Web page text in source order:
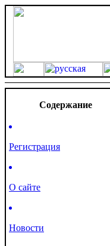
Cодержание
Регистрация
О сайте
Новости